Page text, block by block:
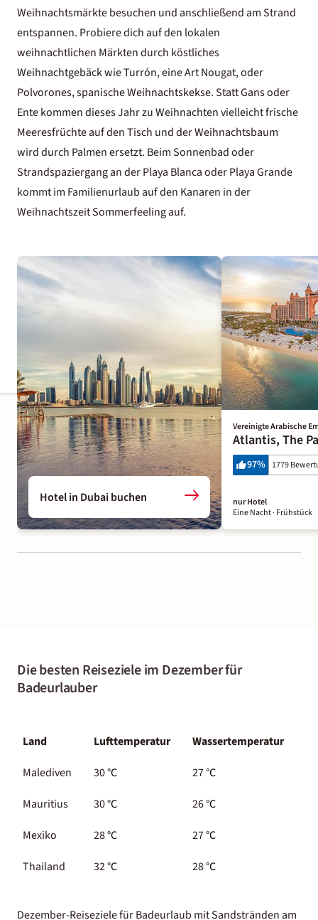
Weihnachtsmärkte besuchen und anschließend am Strand
entspannen. Probiere dich auf den lokalen
weihnachtlichen Märkten durch köstliches
Weihnachtgebäck wie Turrón, eine Art Nougat, oder
Polvorones, spanische Weihnachtskekse. Statt Gans oder
Ente kommen dieses Jahr zu Weihnachten vielleicht frische
Meeresfrüchte auf den Tisch und der Weihnachtsbaum
wird durch Palmen ersetzt. Beim Sonnenbad oder
Strandspaziergang an der Playa Blanca oder Playa Grande
kommt im Familienurlaub auf den Kanaren in der
Weihnachtszeit Sommerfeeling auf.
Hotel in Dubai buchen
Vereinigte Arabische
Atlantis, The
97% 1779
nur Hotel
Eine Nacht· Frühstück
Die besten Reiseziele im Dezember für
Badeurlauber
Land Lufttemperatur
Wassertemperatur
Malediven
30°C 27°C
Mauritius
30°C 26°C
Mexiko
28°C 27°C
Thailand
32°C 28°C
Dezember-Reiseziele für Badeurlaub mit Sandstränden am